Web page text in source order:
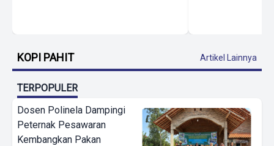
KOPI PAHIT Artikel Lainnya
TERPOPULER
Dosen Polinela Dampingi
Peternak Pesawaran
Kembangkan Pakan